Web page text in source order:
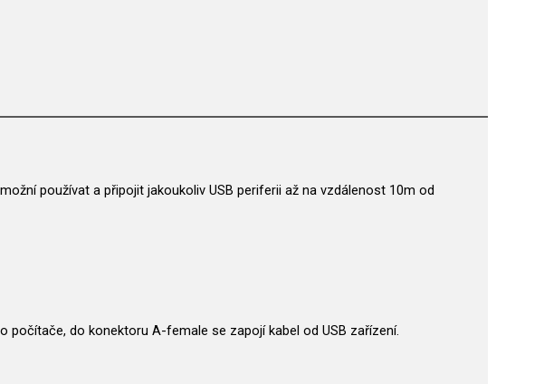
používat a připojit jakoukoliv USB periferii až na vzdálenost 10m od
do konektoru A-female se zapojí kabel od USB zařízení.